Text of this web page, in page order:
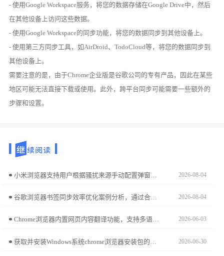
- 使用Google Workspace服务，将您的数据存储在Google Drive中，然后
在其他设备上访问这些数据。
- 使用Google Workspace的同步功能，将您的数据同步到其他设备上。
- 使用第三方同步工具，如AirDroid、TodoCloud等，将您的数据同步到
其他设备上。
需要注意的是，由于Chrome企业版是谷歌公司的专有产品，因此在某些
地区可能无法直接下载或使用。此外，跨平台同步可能需要一些额外的
步骤和设置。
小米浏览器支持用户根据骚扰来源手动配置弹窗拦截规则。本实操教程指导您如何通过深入的拦截设置，打造专属于您的深度屏蔽方案，有效杜绝各类恶意干扰广告，营造一个干净、专注且安全的网页浏览生态。 2026-08-04
谷歌浏览器书签同步效率优化案例分析，通过合理设置同步策略，实现多设备书签管理便捷，提升浏览器使用效率。 2026-08-04
Chrome浏览器内置网页内容翻译功能，支持多语言无障碍浏览。文章详述翻译功能使用方法，提升跨语言网页访问体验。 2026-06-03
2026-06-30